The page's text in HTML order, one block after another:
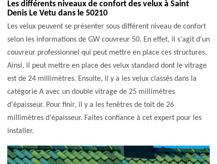
Les différents niveaux de confort des velux à Saint
Denis Le Vetu dans le 50210
Les velux peuvent se présenter sous différent niveau de confort
selon les informations de GW couvreur 50. En effet, il s'agit d'un
couvreur professionnel qui peut mettre en place ces structures.
Ainsi, il peut mettre en place des velux standard dont le vitrage
est de 24 millimètres. Ensuite, il y a les velux classés dans la
catégorie A avec un double vitrage de 25 millimètres
d'épaisseur. Pour finir, il y a les fenêtres de toit de 26
millimètres d'épaisseur. Faites confiance à cet expert pour les
installer.